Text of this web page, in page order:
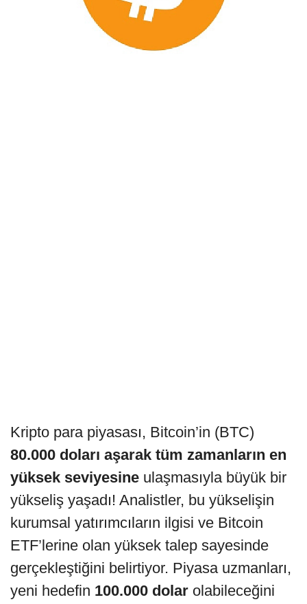
Kripto para piyasası, Bitcoin’in (BTC)
80.000 doları aşarak tüm zamanların en
yüksek seviyesine ulaşmasıyla büyük bir
yükseliş yaşadı! Analistler, bu yükselişin
kurumsal yatırımcıların ilgisi ve Bitcoin
ETF’lerine olan yüksek talep sayesinde
gerçekleştiğini belirtiyor. Piyasa uzmanları,
yeni hedefin 100.000 dolar olabileceğini